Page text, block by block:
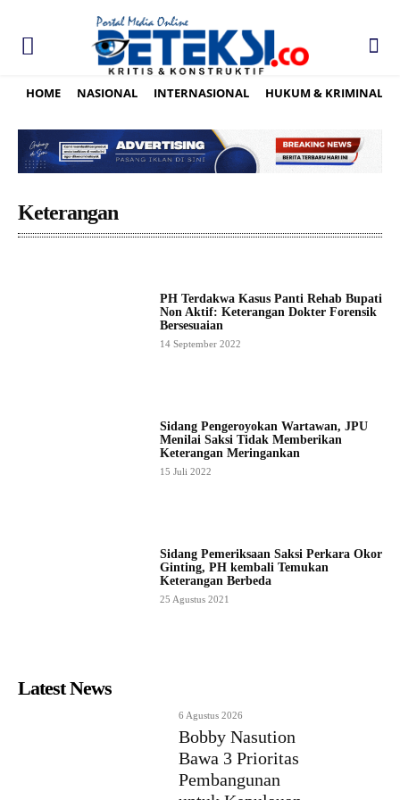
HOME NASIONAL INTERNASIONAL HUKUM & KRIMINAL
Keterangan
PH Terdakwa Kasus Panti Rehab Bupati
Non Aktif: Keterangan Dokter Forensik
Bersesuaian
14 September 2022
Sidang Pengeroyokan Wartawan, JPU
Menilai Saksi Tidak Memberikan
Keterangan Meringankan
15 Juli 2022
Sidang Pemeriksaan Saksi Perkara Okor
Ginting, PH kembali Temukan
Keterangan Berbeda
25 Agustus 2021
Latest News
6 Agustus 2026
Bobby Nasution
Bawa 3 Prioritas
Pembangunan